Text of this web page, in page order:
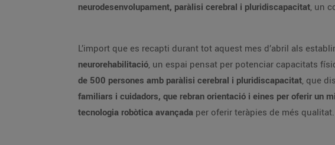
neurodesenvolupament, paràlisi cerebral i pluridiscapacitat, un
L’import que es recapti durant tot aquest mes d’abril als
neurorehabilitació, un espai pensat per potenciar capacitats
de 500 persones amb paràlisi cerebral i pluridiscapacitat, que
familiars i cuidadors, que rebran orientació i eines per oferir un
tecnologia robòtica avançada per oferir teràpies de més qualitat.